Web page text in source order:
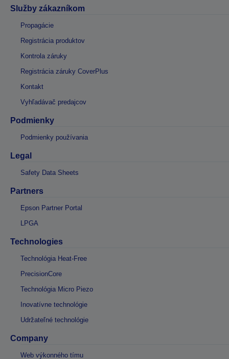
Služby zákazníkom
Propagácie
Registrácia produktov
Kontrola záruky
Registrácia záruky CoverPlus
Kontakt
Vyhľadávač predajcov
Podmienky
Podmienky používania
Legal
Safety Data Sheets
Partners
Epson Partner Portal
LPGA
Technologies
Technológia Heat-Free
PrecisionCore
Technológia Micro Piezo
Inovatívne technológie
Udržateľné technológie
Company
Web výkonného tímu